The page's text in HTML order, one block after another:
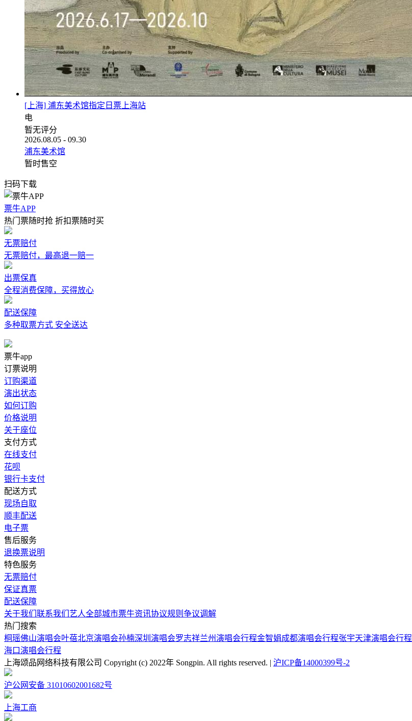
[上海] 浦东美术馆指定日票上海站
电
暂无评分
2026.08.05 - 09.30
浦东美术馆
暂时售空
扫码下载
票牛APP
热门票随时抢 折扣票随时买
无票赔付
无票赔付，最高退一赔一
出票保真
全程消费保障，买得放心
配送保障
多种取票方式 安全送达
票牛app
订票说明
订购渠道
演出状态
如何订购
价格说明
关于座位
支付方式
在线支付
花呗
银行卡支付
配送方式
现场自取
顺丰配送
电子票
售后服务
退换票说明
特色服务
无票赔付
保证真票
配送保障
关于我们 联系我们 艺人全部城市票牛资讯协议规则 争议调解
热门搜索
桐瑶佛山演唱会叶蓓北京演唱会孙楠深圳演唱会罗志祥兰州演唱会行程金智娟成都演唱会行程张宇天津演唱会行程
海口演唱会行程
上海颂品网络科技有限公司 Copyright (c) 2022年 Songpin. All rights reserved. | 沪ICP备14000399号-2
沪公网安备 31010602001682号
上海工商